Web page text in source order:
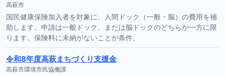
高萩市
国民健康保険加入者を対象に、人間ドック（一般・脳）の費用を補
助します。申請は一般ドック、または脳ドックのどちらか一方に限
ります。保険料に未納がないことが条件。
令和8年度高萩まちづくり支援金
高萩市環境市民協働課